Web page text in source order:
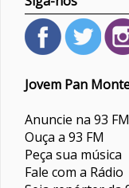
Jovem Pan
Anuncie na 93 FM
Ouça a 93 FM
Peça sua música
Fale com a Rádio